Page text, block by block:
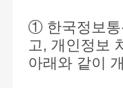
① 한국정보통
고, 개인정보
아래와 같이